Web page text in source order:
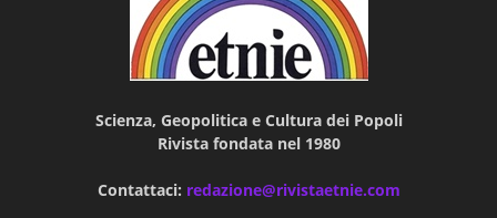
Scienza, Geopolitica e Cultura dei Popoli
Rivista fondata nel 1980
Contattaci: redazione@rivistaetnie.com